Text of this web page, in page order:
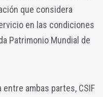
que considera
en las condiciones
Patrimonio Mundial de
ambas partes, CSIF